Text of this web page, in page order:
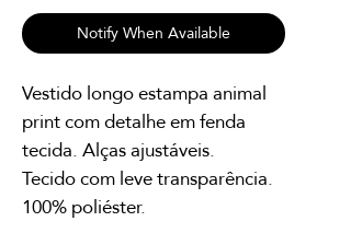
Notify When Available
Vestido longo estampa animal
print com detalhe em fenda
tecida. Alças ajustáveis.
Tecido com leve transparência.
100% poliéster.